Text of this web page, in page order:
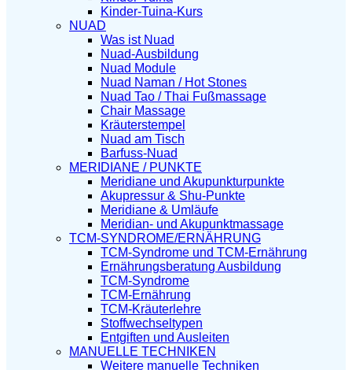
Kinder-Tuina-Kurs
NUAD
Was ist Nuad
Nuad-Ausbildung
Nuad Module
Nuad Naman / Hot Stones
Nuad Tao / Thai Fußmassage
Chair Massage
Kräuterstempel
Nuad am Tisch
Barfuss-Nuad
MERIDIANE / PUNKTE
Meridiane und Akupunkturpunkte
Akupressur & Shu-Punkte
Meridiane & Umläufe
Meridian- und Akupunktmassage
TCM-SYNDROME/ERNÄHRUNG
TCM-Syndrome und TCM-Ernährung
Ernährungsberatung Ausbildung
TCM-Syndrome
TCM-Ernährung
TCM-Kräuterlehre
Stoffwechseltypen
Entgiften und Ausleiten
MANUELLE TECHNIKEN
Weitere manuelle Techniken